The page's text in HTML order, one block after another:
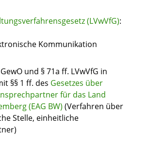
(LVwVfG):
Kommunikation
und § 71a ff. LVwVfG in
§§ 1 ff. des Gesetzes über
für das Land
(EAG BW) (Verfahren über
Stelle, einheitliche